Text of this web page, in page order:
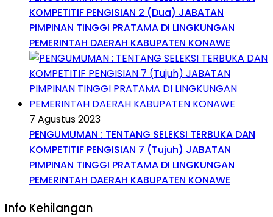
KOMPETITIF PENGISIAN 2 (Dua) JABATAN
PIMPINAN TINGGI PRATAMA DI LINGKUNGAN
PEMERINTAH DAERAH KABUPATEN KONAWE
7 Agustus 2023
PENGUMUMAN : TENTANG SELEKSI TERBUKA DAN
KOMPETITIF PENGISIAN 7 (Tujuh) JABATAN
PIMPINAN TINGGI PRATAMA DI LINGKUNGAN
PEMERINTAH DAERAH KABUPATEN KONAWE
Info Kehilangan